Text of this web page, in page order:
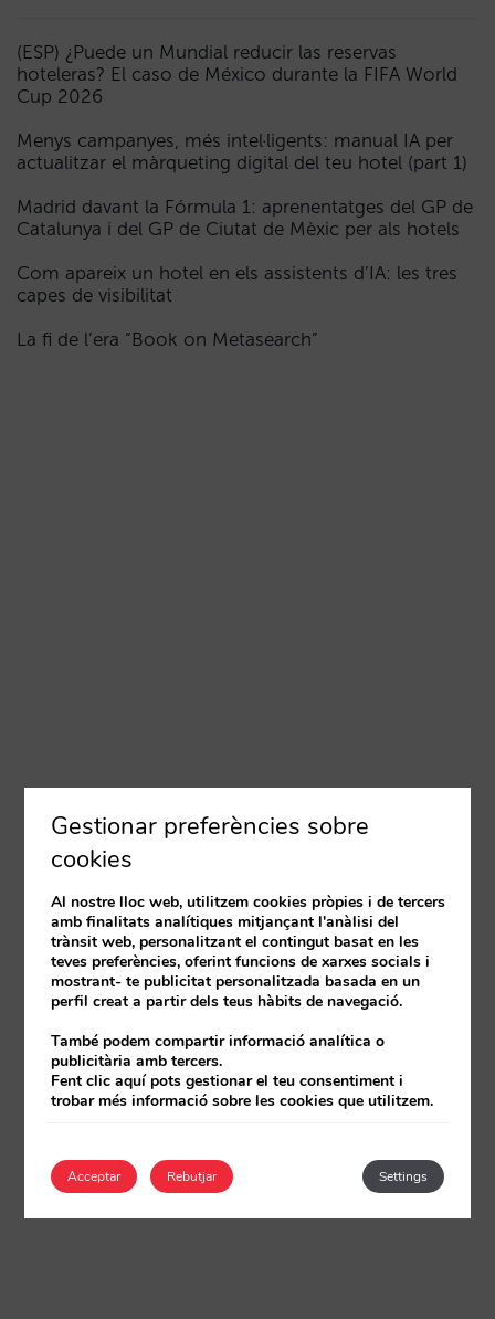
(ESP) ¿Puede un Mundial reducir las reservas
hoteleras? El caso de México durante la FIFA World
Cup 2026
Menys campanyes, més intel·ligents: manual IA per
actualitzar el màrqueting digital del teu hotel (part 1)
Madrid davant la Fórmula 1: aprenentatges del GP de
Catalunya i del GP de Ciutat de Mèxic per als hotels
Com apareix un hotel en els assistents d’IA: les tres
capes de visibilitat
La fi de l’era “Book on Metasearch”
Gestionar preferències sobre
cookies
Al nostre lloc web, utilitzem cookies pròpies i de tercers
amb finalitats analítiques mitjançant l'anàlisi del
trànsit web, personalitzant el contingut basat en les
teves preferències, oferint funcions de xarxes socials i
mostrant- te publicitat personalitzada basada en un
perfil creat a partir dels teus hàbits de navegació.
També podem compartir informació analítica o
publicitària amb tercers.
Fent clic aquí pots gestionar el teu consentiment i
trobar més informació sobre les cookies que utilitzem.
Acceptar Settings
Rebutjar